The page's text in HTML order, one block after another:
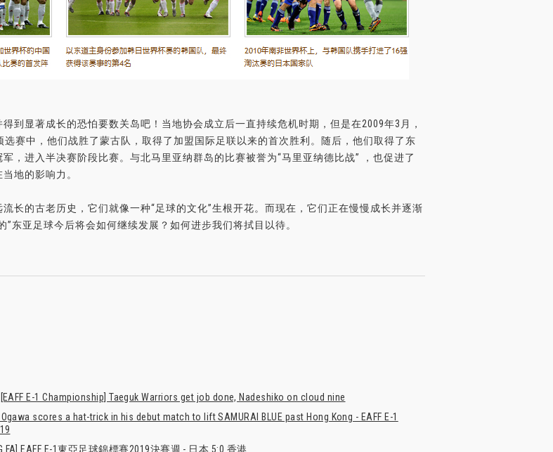
到显著成长的恐怕要数关岛吧！当地协会成立后一直持续危机时期，但是在2009年3月，
选赛中，他们战胜了蒙古队，取得了加盟国际足联以来的首次胜利。随后，他们取得了东
，进入半决赛阶段比赛。与北马里亚纳群岛的比赛被誉为“马里亚纳德比战” ，也促进了
地的影响力。
长的古老历史，它们就像一种“足球的文化”生根开花。而现在，它们正在慢慢成长并逐渐
”东亚足球今后将会如何继续发展？如何进步我们将拭目以待。
[EAFF E-1 Championship] Taeguk Warriors get job done, Nadeshiko on cloud nine
Ogawa scores a hat-trick in his debut match to lift SAMURAI BLUE past Hong Kong - EAFF E-1
FA] EAFF E-1東亞足球錦標賽2019決賽週 - 日本 5:0 香港